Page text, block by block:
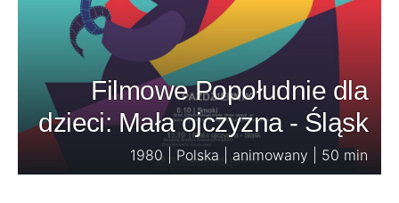
Filmowe Popołudnie dla
dzieci: Mała ojczyzna - Śląsk
1980 | Polska | animowany | 50 min